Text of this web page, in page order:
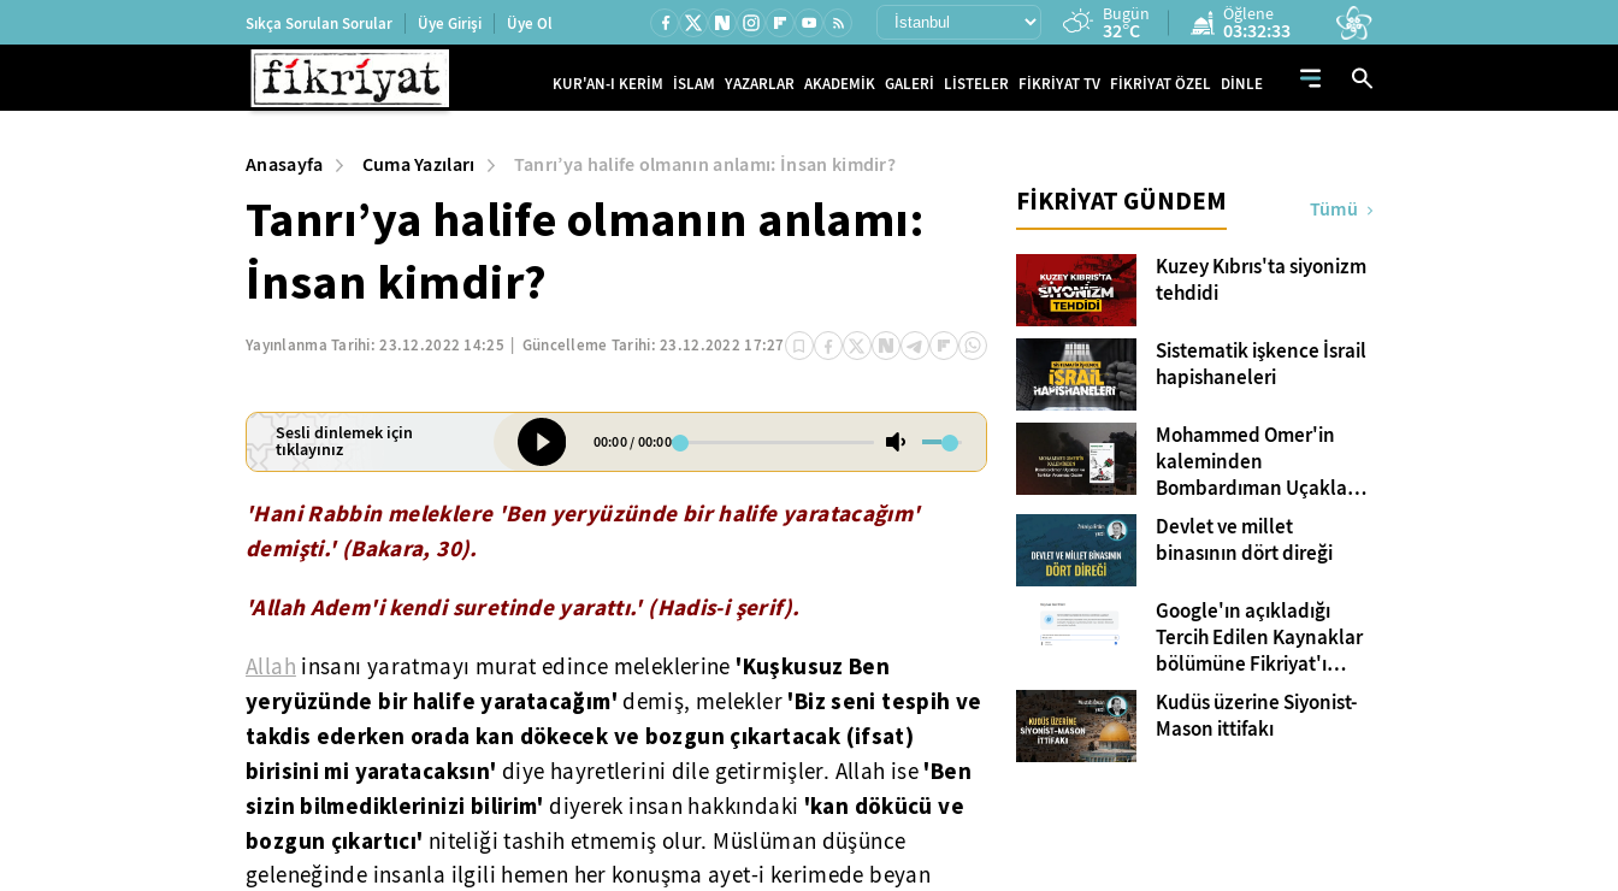
Sıkça Sorulan Sorular Üye Girişi Üye Ol Bugün
32°C
Öğlene
03:32:32
KUR'AN-I KERİM İSLAM YAZARLAR AKADEMİK GALERİ LİSTELER FİKRİYAT TV FİKRİYAT ÖZEL DİNLE
Anasayfa Cuma Yazıları Tanrı’ya halife olmanın anlamı: İnsan kimdir?
Tanrı’ya halife olmanın anlamı:
İnsan kimdir?
Yayınlanma Tarihi:23.12.2022 14:25 Güncelleme Tarihi:23.12.2022 17:27
Sesli dinlemek için
tıklayınız 00:00/00:00
'Hani Rabbin meleklere 'Ben yeryüzünde bir halife yaratacağım'
demişti.' (Bakara, 30).
'Allah Adem'i kendi suretinde yarattı.' (Hadis-i şerif).
Allah insanı yaratmayı murat edince meleklerine 'Kuşkusuz Ben
yeryüzünde bir halife yaratacağım' demiş, melekler 'Biz seni tespih ve
takdis ederken orada kan dökecek ve bozgun çıkartacak (ifsat)
birisini mi yaratacaksın' diye hayretlerini dile getirmişler. Allah ise 'Ben
sizin bilmediklerinizi bilirim' diyerek insan hakkındaki 'kan dökücü ve
bozgun çıkartıcı' niteliği tashih etmemiş olur. Müslüman düşünce
geleneğinde insanla ilgili hemen her konuşma ayet-i kerimede beyan
FİKRİYAT GÜNDEM Tümü
Kuzey Kıbrıs'ta siyonizm
tehdidi
Sistematik işkence İsrail
hapishaneleri
Mohammed Omer'in
kaleminden
Bombardıman Uçakları
ve Tanklar Arasında
Gazze
Devlet ve millet
binasının dört direği
Google'ın açıkladığı
Tercih Edilen Kaynaklar
bölümüne Fikriyat'ı
eklemeyi unutmayın!
Kudüs üzerine Siyonist-
Mason ittifakı